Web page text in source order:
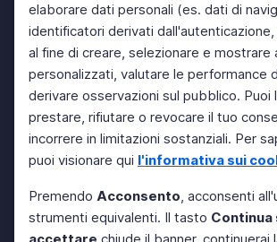
elaborare dati personali (es. dati di
identificatori derivati dall'autenticazione,
al fine di creare, selezionare e mostrare
personalizzati, valutare le performance
derivare osservazioni sul pubblico. Puoi
prestare, rifiutare o revocare il tuo
incorrere in limitazioni sostanziali. Per
puoi visionare qui l'informativa sui
Premendo Acconsento, acconsenti
strumenti equivalenti. Il tasto Continua